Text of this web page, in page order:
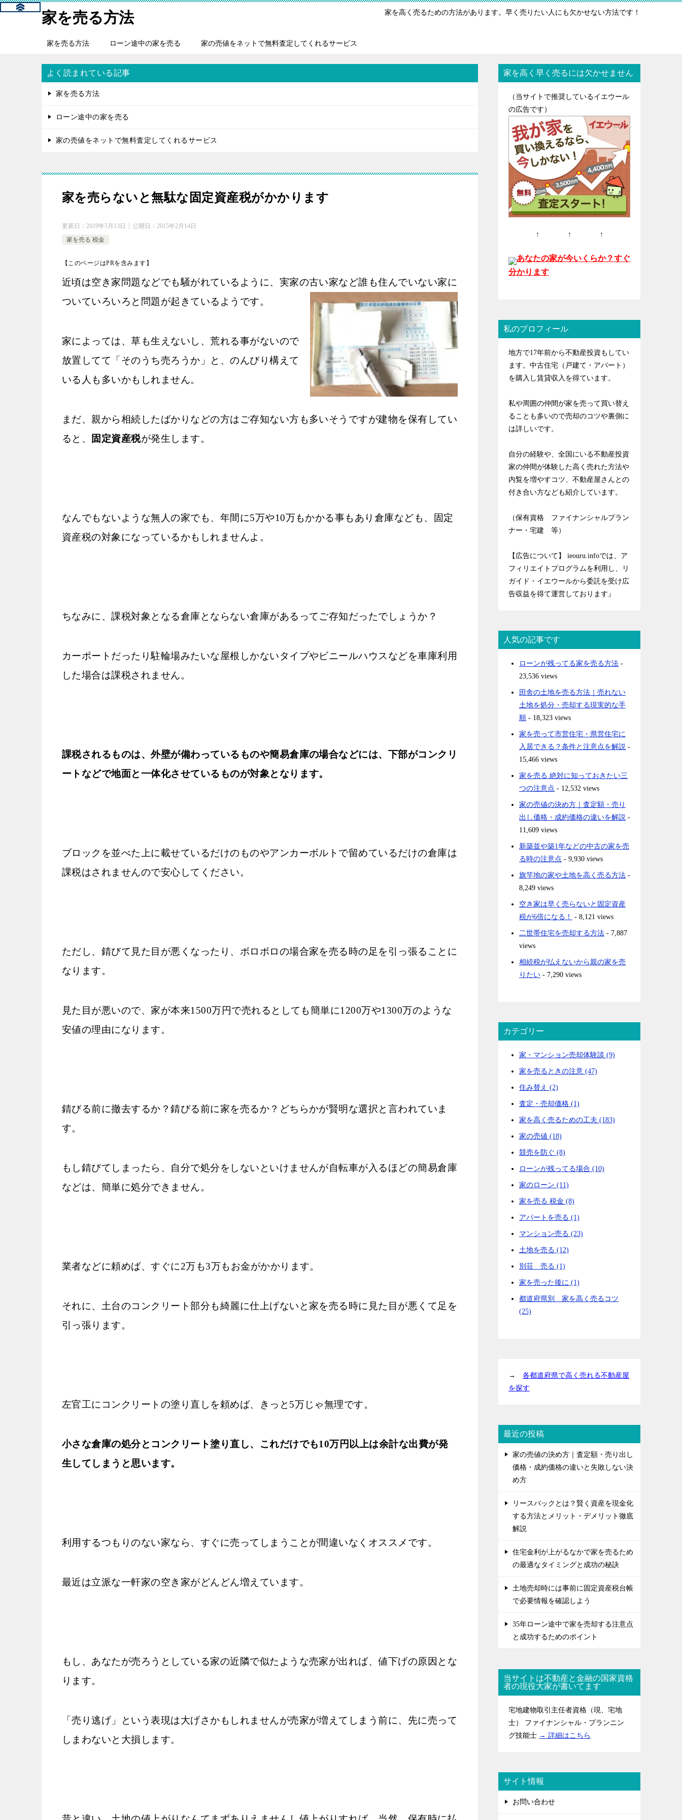
家を売る方法 家を高く売るための方法があります。早く売りたい人にも欠かせない方法です！
家を売る方法 ローン途中の家を売る 家の売値をネットで無料査定してくれるサービス
よく読まれている記事
家を売る方法
ローン途中の家を売る
家の売値をネットで無料査定してくれるサービス
家を売らないと無駄な固定資産税がかかります
更新日： 2019年5月13日 公開日： 2015年2月14日
家を売る 税金
【このページはPRを含みます】
近頃は空き家問題などでも騒がれているように、実家の古い家など誰も住んでいない家に
ついていろいろと問題が起きているようです。
家によっては、草も生えないし、荒れる事がないので
放置してて「そのうち売ろうか」と、のんびり構えて
いる人も多いかもしれません。
まだ、親から相続したばかりなどの方はご存知ない方も多いそうですが建物を保有してい
ると、
固定資産税が発生します。
なんでもないような無人の家でも、年間に5万や10万もかかる事もあり倉庫なども、固定
資産税の対象になっているかもしれませんよ。
ちなみに、課税対象となる倉庫とならない倉庫があるってご存知だったでしょうか？
カーポートだったり駐輪場みたいな屋根しかないタイプやビニールハウスなどを車庫利用
した場合は課税されません。
課税されるものは、外壁が備わっているものや簡易倉庫の場合などには、下部がコンクリ
ートなどで地面と一体化させているものが対象となります。
ブロックを並べた上に載せているだけのものやアンカーボルトで留めているだけの倉庫は
課税はされませんので安心してください。
ただし、錆びて見た目が悪くなったり、ボロボロの場合家を売る時の足を引っ張ることに
なります。
見た目が悪いので、家が本来1500万円で売れるとしても簡単に1200万や1300万のような
安値の理由になります。
錆びる前に撤去するか？錆びる前に家を売るか？どちらかが賢明な選択と言われていま
す。
もし錆びてしまったら、自分で処分をしないといけませんが自転車が入るほどの簡易倉庫
などは、簡単に処分できません。
業者などに頼めば、すぐに2万も3万もお金がかかります。
それに、土台のコンクリート部分も綺麗に仕上げないと家を売る時に見た目が悪くて足を
引っ張ります。
左官工にコンクリートの塗り直しを頼めば、きっと5万じゃ無理です。
小さな倉庫の処分とコンクリート塗り直し、これだけでも10万円以上は余計な出費が発
生してしまうと思います。
利用するつもりのない家なら、すぐに売ってしまうことが間違いなくオススメです。
最近は立派な一軒家の空き家がどんどん増えています。
もし、あなたが売ろうとしている家の近隣で似たような売家が出れば、値下げの原因とな
ります。
「売り逃げ」という表現は大げさかもしれませんが売家が増えてしまう前に、先に売って
しまわないと大損します。
家を高く早く売るには欠かせません
（当サイトで推奨しているイエウール
の広告です）
↑ ↑ ↑
あなたの家が今いくらか？すぐ
分かります
私のプロフィール
地方で17年前から不動産投資もしてい
ます。中古住宅（戸建て・アパート）
を購入し賃貸収入を得ています。
私や周囲の仲間が家を売って買い替え
ることも多いので売却のコツや裏側に
は詳しいです。
自分の経験や、全国にいる不動産投資
家の仲間が体験した高く売れた方法や
内覧を増やすコツ、不動産屋さんとの
付き合い方なども紹介しています。
（保有資格 ファイナンシャルプラン
ナー・宅建 等）
【広告について】 ieouru.infoでは、ア
フィリエイトプログラムを利用し、リ
ガイド・イエウールから委託を受け広
告収益を得て運営しております』
人気の記事です
ローンが残ってる家を売る方法 -
23,536 views
田舎の土地を売る方法｜売れない
土地を処分・売却する現実的な手
順 - 18,323 views
家を売って市営住宅・県営住宅に
入居できる？条件と注意点を解説 -
15,466 views
家を売る 絶対に知っておきたい三
つの注意点 - 12,532 views
家の売値の決め方｜査定額・売り
出し価格・成約価格の違いを解説 -
11,609 views
新築並や築1年などの中古の家を売
る時の注意点 - 9,930 views
旗竿地の家や土地を高く売る方法 -
8,249 views
空き家は早く売らないと固定資産
税が6倍になる！
- 8,121 views
二世帯住宅を売却する方法 - 7,887
views
相続税が払えないから親の家を売
りたい - 7,290 views
カテゴリー
家・マンション売却体験談 (9)
家を売るときの注意 (47)
住み替え (2)
査定・売却価格 (1)
家を高く売るための工夫 (183)
家の売値 (18)
競売を防ぐ (8)
ローンが残ってる場合 (10)
家のローン (11)
家を売る 税金 (8)
アパートを売る (1)
マンション売る (23)
土地を売る (12)
別荘 売る (1)
家を売った後に (1)
都道府県別 家を高く売るコツ
(25)
→ 各都道府県で高く売れる不動産屋
を探す
最近の投稿
家の売値の決め方｜査定額・売り出し
価格・成約価格の違いと失敗しない決
め方
リースバックとは？賢く資産を現金化
する方法とメリット・デメリット徹底
解説
住宅金利が上がるなかで家を売るため
の最適なタイミングと成功の秘訣
土地売却時には事前に固定資産税台帳
で必要情報を確認しよう
35年ローン途中で家を売却する注意点
と成功するためのポイント
当サイトは不動産と金融の国家資格
者の現役大家が書いてます
宅地建物取引主任者資格（現、宅地
士） ファイナンシャル・プランニン
グ技能士 → 詳細はこちら
サイト情報
お問い合わせ